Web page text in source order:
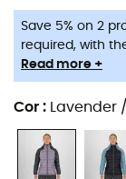
Save 5% on 2
required, with
Read more +
Cor : Lavender
Para as
casaco Alagna
aliado ideal.
cobertas de
conforto graças
Quem disse